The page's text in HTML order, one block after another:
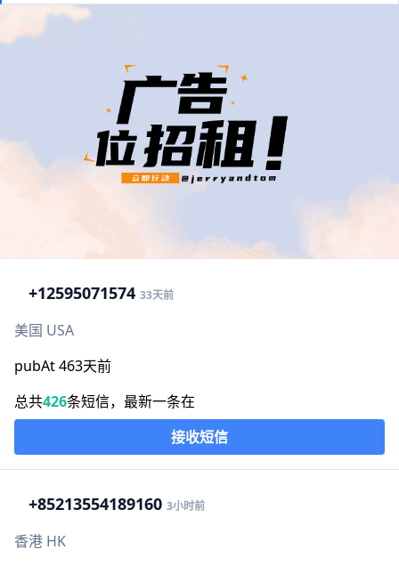
+12595071574 33天前
美国 USA
pubAt 463天前
总共426条短信，最新一条在
接收短信
+85213554189160 3小时前
香港 HK